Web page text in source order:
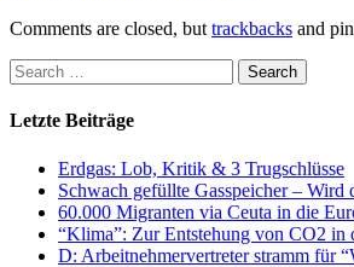
Comments are closed, but trackbacks and
Letzte Beiträge
Erdgas: Lob, Kritik & 3 Trugschlüsse
Schwach gefüllte Gasspeicher – Wird
60.000 Migranten via Ceuta in die
“Klima”: Zur Entstehung von CO2 in
D: Arbeitnehmervertreter stramm für